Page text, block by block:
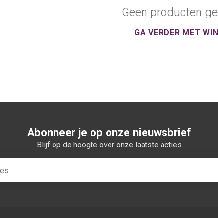
Geen producten
GA VERDER MET
Abonneer je op onze nieuwsbrief
Blijf op de hoogte over onze laatste acties